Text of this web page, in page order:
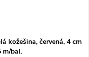
kožešina, červená, 4 cm
m/bal.